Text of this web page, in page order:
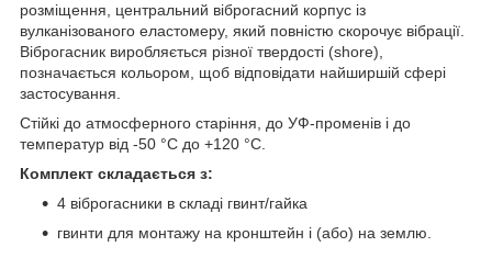
розміщення, центральний віброгасний корпус із
вулканізованого еластомеру, який повністю скорочує вібрації.
Віброгасник виробляється різної твердості (shore),
позначається кольором, щоб відповідати найширшій сфері
застосування.
Стійкі до атмосферного старіння, до УФ-променів і до
температур від -50 °C до +120 °C.
Комплект складається з:
4 віброгасники в складі гвинт/гайка
гвинти для монтажу на кронштейн і (або) на землю.